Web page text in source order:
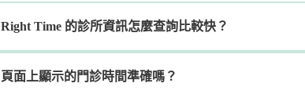
Right Time 的診所資訊怎麼查詢比較快？
頁面上顯示的門診時間準確嗎？